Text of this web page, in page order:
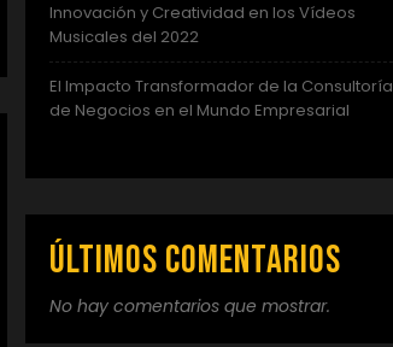
Innovación y Creatividad en los Vídeos
Musicales del 2022
El Impacto Transformador de la Consultoría
de Negocios en el Mundo Empresarial
Últimos comentarios
No hay comentarios que mostrar.